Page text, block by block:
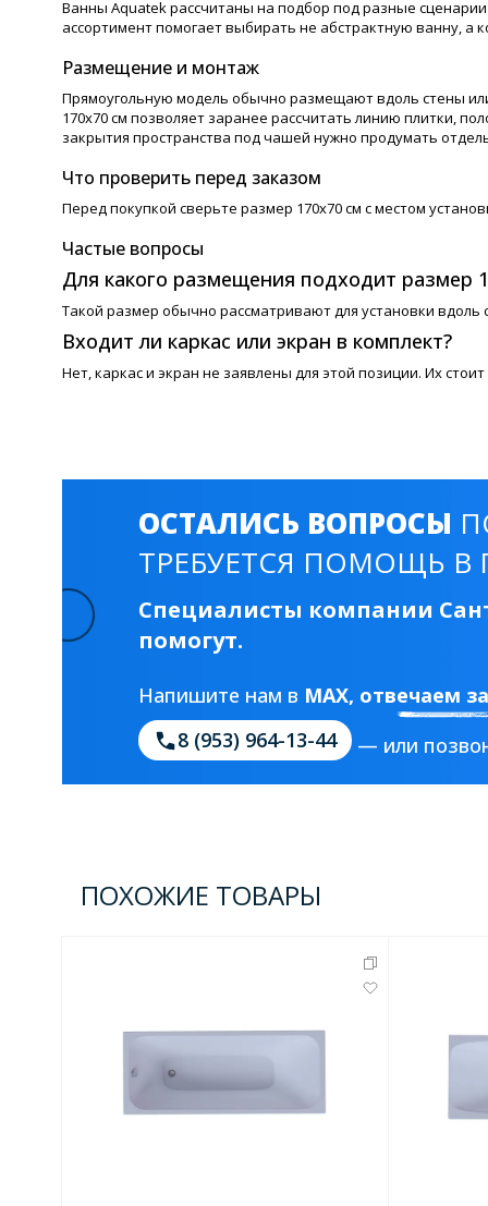
Ванны Aquatek рассчитаны на подбор под разные
ассортимент помогает выбирать не абстрактную ванну,
Размещение и монтаж
Прямоугольную модель обычно размещают вдоль стены
170х70 см позволяет заранее рассчитать линию плитки,
закрытия пространства под чашей нужно продумать
Что проверить перед заказом
Перед покупкой сверьте размер 170х70 см с местом
Частые вопросы
Для какого размещения подходит размер
Такой размер обычно рассматривают для установки
Входит ли каркас или экран в комплект?
Нет, каркас и экран не заявлены для этой позиции. Их
ОСТАЛИСЬ ВОПРОСЫ
ТРЕБУЕТСЯ ПОМОЩЬ В
Специалисты компании
помогут.
Напишите нам в MAX, отвечаем
8 (953) 964-13-44
— или
ПОХОЖИЕ ТОВАРЫ